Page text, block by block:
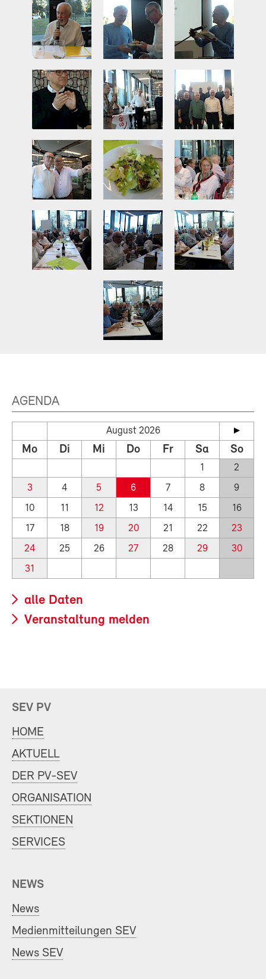
AGENDA
August 2026
Mo Di Mi Do Fr Sa So
1
2
3
4 5 6 7 8
9
10
11 12 13 14 15
16
17
18 19 20 21 22
23
24
25 26 27 28 29
30
31
alle Daten
Veranstaltung melden
SEV PV
HOME
AKTUELL
DER PV-SEV
ORGANISATION
SEKTIONEN
SERVICES
NEWS
News
Medienmitteilungen SEV
News SEV